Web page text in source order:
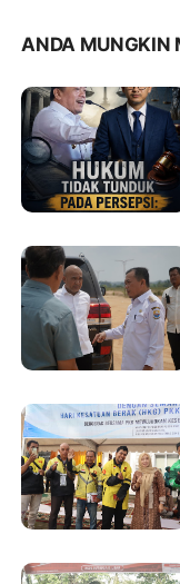
ANDA MUNGKIN